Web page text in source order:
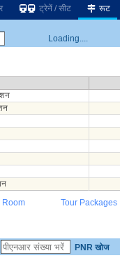
ट्रेनें / सीट रूट
Loading....
Room Tour Packages
PNR खोज